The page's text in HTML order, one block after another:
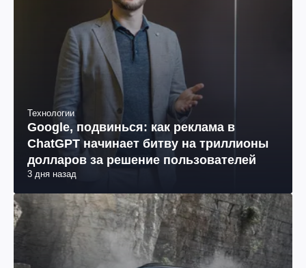
Технологии
Google, подвинься: как реклама в
ChatGPT начинает битву на триллионы
долларов за решение пользователей
3 дня назад